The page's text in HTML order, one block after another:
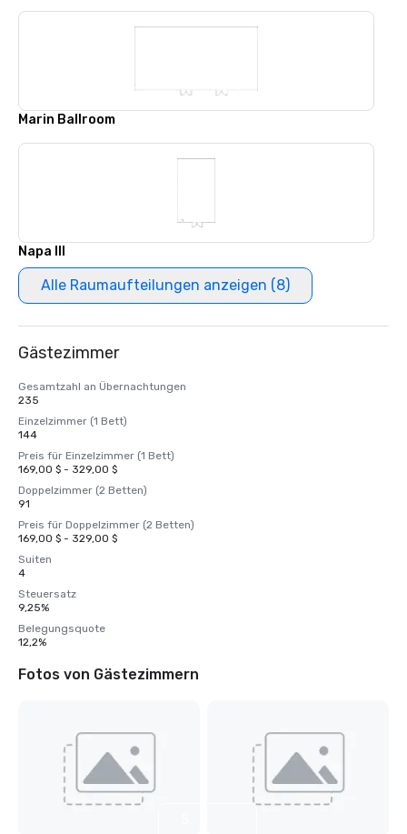
Marin Ballroom
Napa III
Alle Raumaufteilungen anzeigen (8)
Gästezimmer
Gesamtzahl an Übernachtungen
235
Einzelzimmer (1 Bett)
144
Preis für Einzelzimmer (1 Bett)
169,00 $ - 329,00 $
Doppelzimmer (2 Betten)
91
Preis für Doppelzimmer (2 Betten)
169,00 $ - 329,00 $
Suiten
4
Steuersatz
9,25%
Belegungsquote
12,2%
Fotos von Gästezimmern